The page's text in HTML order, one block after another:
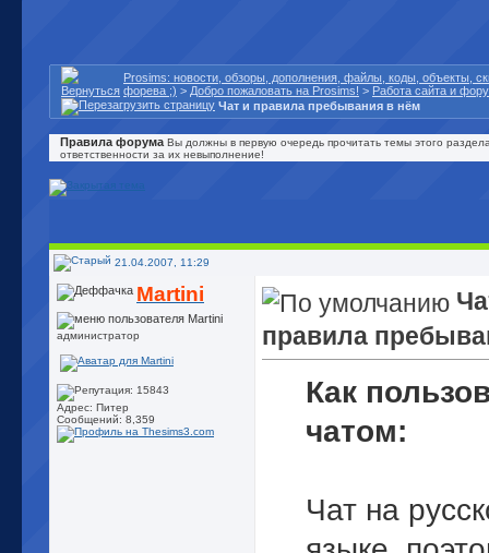
Prosims: новости, обзоры, дополнения, файлы, коды, объекты,
форева ;) > Добро пожаловать на Prosims! > Работа сайта и
Чат и правила пребывания в нём
Правила форума Вы должны в первую очередь прочитать темы этого
ответственности за их невыполнение!
21.04.2007, 11:29
Martini
администратор
Адрес: Питер
Сообщений: 8,359
правила
Как
чатом:
Чат на